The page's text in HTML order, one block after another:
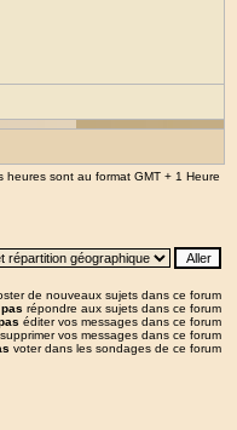
heures sont au format GMT + 1 Heure
de nouveaux sujets dans ce forum
répondre aux sujets dans ce forum
éditer vos messages dans ce forum
supprimer vos messages dans ce forum
voter dans les sondages de ce forum